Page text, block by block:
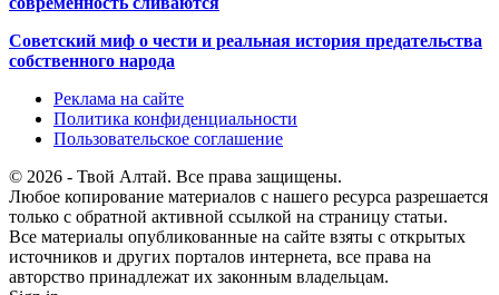
Советский миф о чести и реальная история предательства
собственного народа
Реклама на сайте
Политика конфиденциальности
Пользовательское соглашение
© 2026 - Твой Алтай. Все права защищены.
Любое копирование материалов с нашего ресурса разрешается
только с обратной активной ссылкой на страницу статьи.
Все материалы опубликованные на сайте взяты с открытых
источников и других порталов интернета, все права на
авторство принадлежат их законным владельцам.